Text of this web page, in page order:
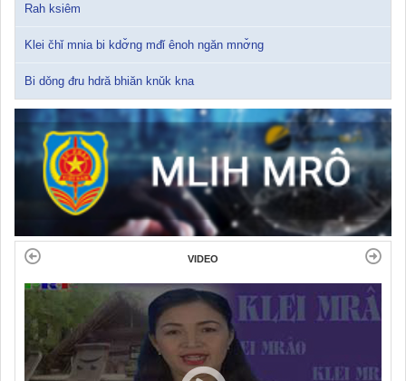
Rah ksiêm
Klei čhǐ mnia bi kdơ̌ng mđǐ ênoh ngăn mnơ̌ng
Bi dǒng đru hdră bhiăn knǔk kna
VIDEO